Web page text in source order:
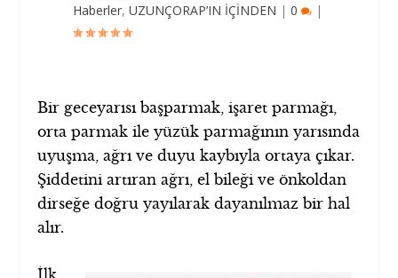
Haberler,UZUNÇORAP’IN İÇİNDEN |0 |
Bir geceyarısı başparmak, işaret parmağı,
orta parmak ile yüzük parmağının yarısında
uyuşma, ağrı ve duyu kaybıyla ortaya çıkar.
Şiddetini artıran ağrı, el bileği ve önkoldan
dirseğe doğru yayılarak dayanılmaz bir hal
alır.
İlk